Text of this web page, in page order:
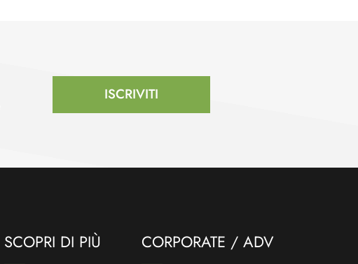
ISCRIVITI
SCOPRI DI PIÙ CORPORATE / ADV